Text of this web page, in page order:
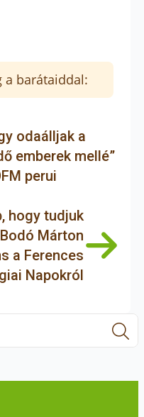
a barátaiddal:
odaálljak a
emberek mellé”
perui
hogy tudjuk
Márton
a Ferences
Napokról